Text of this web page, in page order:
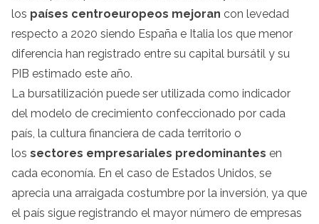
los países centroeuropeos mejoran con levedad
respecto a 2020 siendo España e Italia los que menor
diferencia han registrado entre su capital bursátil y su
PIB estimado este año.
La bursatilización puede ser utilizada como indicador
del modelo de crecimiento confeccionado por cada
país, la cultura financiera de cada territorio o
los sectores empresariales predominantes en
cada economía. En el caso de Estados Unidos, se
aprecia una arraigada costumbre por la inversión, ya que
el país sigue registrando el mayor número de empresas